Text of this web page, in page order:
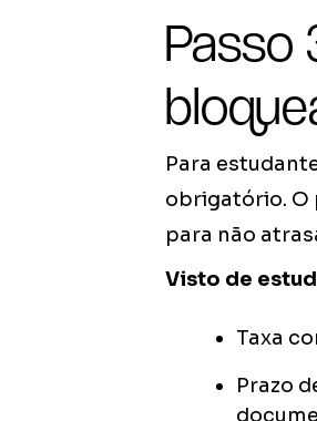
Para
obrigatório. O
para não
Visto de
Taxa
Prazo